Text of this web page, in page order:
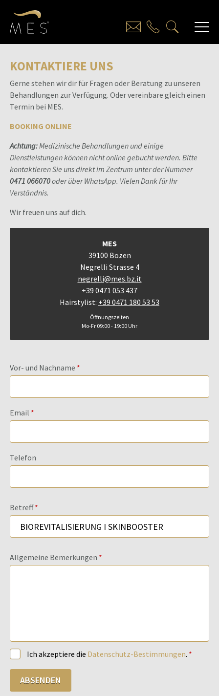
KONTAKTIERE UNS
Gerne stehen wir dir für Fragen oder Beratung zu unseren
Behandlungen zur Verfügung. Oder vereinbare gleich einen
Termin bei MES.
BOOKING ONLINE
Achtung:Medizinische Behandlungen und einige
Dienstleistungen können nicht online gebucht werden. Bitte
kontaktieren Sie uns direkt im Zentrum unter der Nummer
0471 066070oder über WhatsApp. Vielen Dank für Ihr
Verständnis.
Wir freuen uns auf dich.
MES
39100 Bozen
Negrelli Strasse 4
negrelli@mes.bz.it
+39 0471 053 437
Hairstylist: +39 0471 180 53 53
Öffnungszeiten
Mo-Fr 09:00 - 19:00 Uhr
Vor- und Nachname
Email
Telefon
Betreff
Allgemeine Bemerkungen
Ich akzeptiere die Datenschutz-Bestimmungen.
ABSENDEN